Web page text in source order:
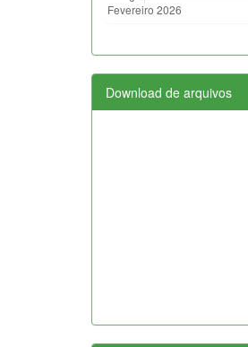
Download de arquivos